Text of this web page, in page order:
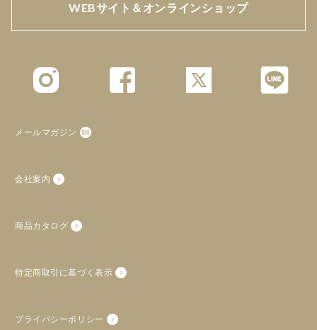
WEBサイト＆オンラインショップ
メールマガジン
会社案内
商品カタログ
特定商取引に基づく表示
プライバシーポリシー